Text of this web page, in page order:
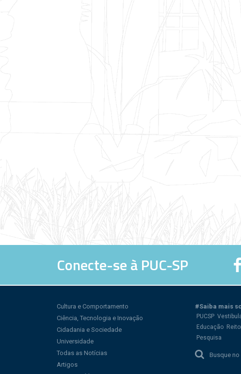
Conecte-se à PUC-SP
Cultura e Comportamento
Ciência, Tecnologia e Inovação
Cidadania e Sociedade
Universidade
Todas as Notícias
Artigos
#Saiba mais
PUCSP
Educação
Pesquisa
Busque no